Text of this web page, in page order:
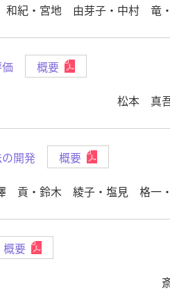
紀・宮地 由芽子・中村 竜
概要
松本 真
開発 概要
貢・鈴木 綾子・塩見 格一
概要